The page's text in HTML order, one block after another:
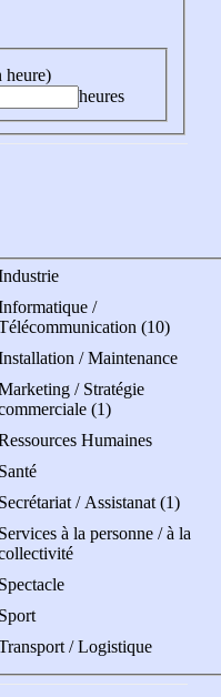
heure)
heures
/
(10)
/ Maintenance
/ Stratégie
(1)
Humaines
Santé
Secrétariat / Assistanat (1)
Services à la personne / à la
Spectacle
Sport
/ Logistique